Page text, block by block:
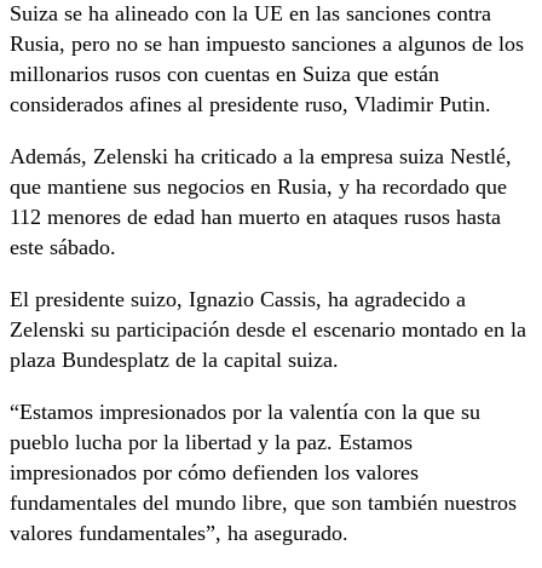
Suiza se ha alineado con la UE en las sanciones contra
Rusia, pero no se han impuesto sanciones a algunos de los
millonarios rusos con cuentas en Suiza que están
considerados afines al presidente ruso, Vladimir Putin.
Además, Zelenski ha criticado a la empresa suiza Nestlé,
que mantiene sus negocios en Rusia, y ha recordado que
112 menores de edad han muerto en ataques rusos hasta
este sábado.
El presidente suizo, Ignazio Cassis, ha agradecido a
Zelenski su participación desde el escenario montado en la
plaza Bundesplatz de la capital suiza.
“Estamos impresionados por la valentía con la que su
pueblo lucha por la libertad y la paz. Estamos
impresionados por cómo defienden los valores
fundamentales del mundo libre, que son también nuestros
valores fundamentales”, ha asegurado.